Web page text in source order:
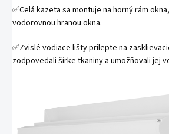
✅Celá kazeta sa montuje na horný rám
vodorovnou hranou okna.
✅Zvislé vodiace lišty prilepte na
zodpovedali šírke tkaniny a umožňovali jej